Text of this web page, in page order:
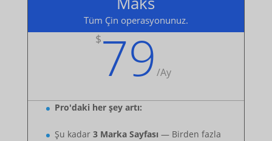
Tüm Çin operasyonunuz.
$79 /Ay
Pro'daki her şey artı:
Şu kadar 3 Marka Sayfası — Birden fazla